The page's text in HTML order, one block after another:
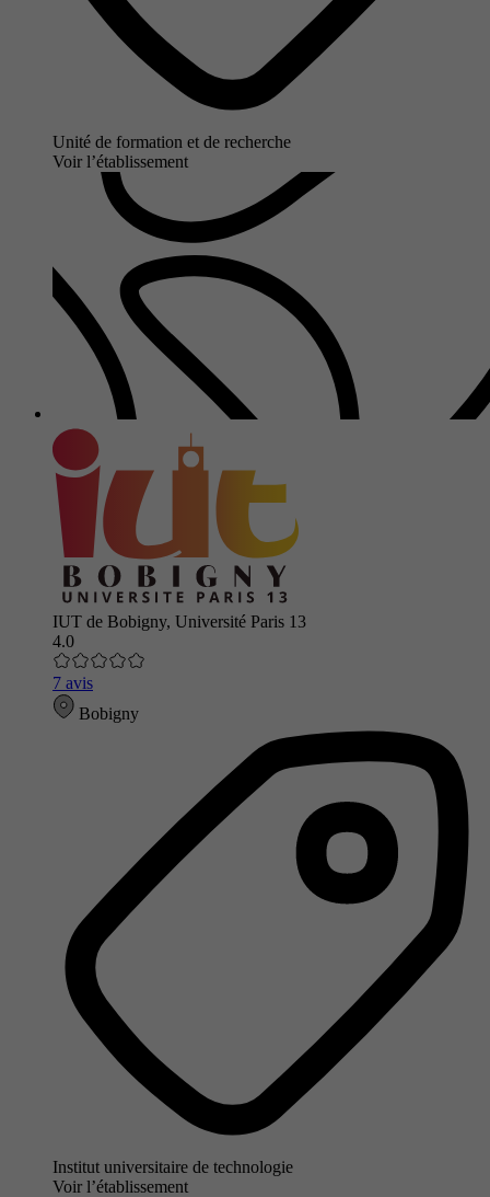
Unité de formation et de recherche
Voir l’établissement
IUT de Bobigny, Université Paris 13
4.0
7 avis
Bobigny
Institut universitaire de technologie
Voir l’établissement